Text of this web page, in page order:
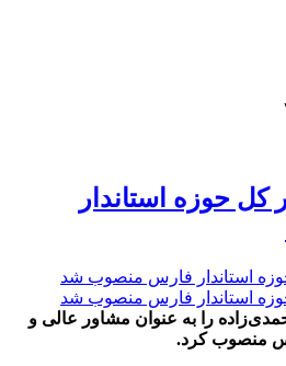
حوزه استاندار
را به عنوان مشاور عالی و
منصوب کرد.